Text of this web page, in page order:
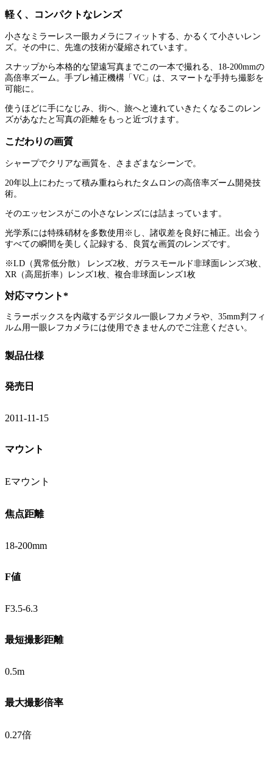
軽く、コンパクトなレンズ
小さなミラーレス一眼カメラにフィットする、かるくて小さいレン
ズ。その中に、先進の技術が凝縮されています。
スナップから本格的な望遠写真までこの一本で撮れる、18-200mmの
高倍率ズーム。手ブレ補正機構「VC」は、スマートな手持ち撮影を
可能に。
使うほどに手になじみ、街へ、旅へと連れていきたくなるこのレン
ズがあなたと写真の距離をもっと近づけます。
こだわりの画質
シャープでクリアな画質を、さまざまなシーンで。
20年以上にわたって積み重ねられたタムロンの高倍率ズーム開発技
術。
そのエッセンスがこの小さなレンズには詰まっています。
光学系には特殊硝材を多数使用※し、諸収差を良好に補正。出会う
すべての瞬間を美しく記録する、良質な画質のレンズです。
※LD（異常低分散） レンズ2枚、ガラスモールド非球面レンズ3枚、
XR（高屈折率）レンズ1枚、複合非球面レンズ1枚
対応マウント*
ミラーボックスを内蔵するデジタル一眼レフカメラや、35mm判フィ
ルム用一眼レフカメラには使用できませんのでご注意ください。
製品仕様
発売日
2011-11-15
マウント
Eマウント
焦点距離
18-200mm
F値
F3.5-6.3
最短撮影距離
0.5m
最大撮影倍率
0.27倍